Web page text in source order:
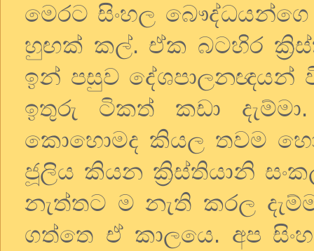
මෙරට සිංහල
හුඟක් කල්. ඒක බටහිර
ඉන් පසුව දේශපාලනඥයන්
ඉතුරු ටිකත් කඩා
කොහොමද කියල තවම
ජූලිය කියන ක්‍රිස්තියානි
නැත්තට ම නැති කරල
ගත්තෙ ඒ කාලයෙ. අප